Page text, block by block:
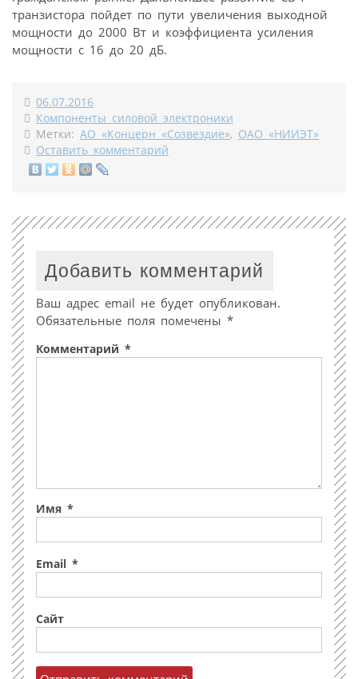
транзистора пойдет по пути увеличения выходной
мощности до 2000 Вт и коэффициента усиления
мощности с 16 до 20 дБ.
06.07.2016
Компоненты силовой электроники
Метки: АО «Концерн «Созвездие», ОАО «НИИЭТ»
Оставить комментарий
Добавить комментарий
Ваш адрес email не будет опубликован.
Обязательные поля помечены *
Комментарий *
Имя *
Email *
Сайт